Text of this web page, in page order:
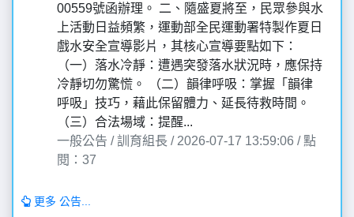
00559號函辦理。 二、隨盛夏將至，民眾參與水
上活動日益頻繁，運動部全民運動署特製作夏日
戲水安全宣導影片，其核心宣導要點如下：
（一）落水冷靜：遭遇突發落水狀況時，應保持
冷靜切勿驚慌。 （二）韻律呼吸：掌握「韻律
呼吸」技巧，藉此保留體力、延長待救時間。
（三）合法場域：提醒...
一般公告 / 訓育組長 / 2026-07-17 13:59:06 / 點
閱：37
更多 公告...